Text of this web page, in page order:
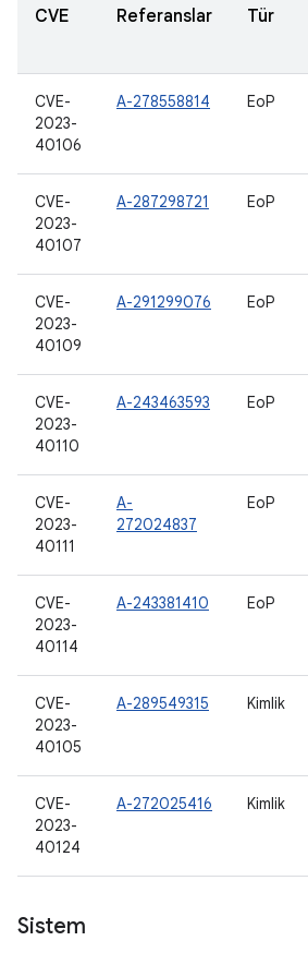
CVE Referanslar Tür
CVE-
2023-
40106
A-278558814 EoP
CVE-
2023-
40107
A-287298721 EoP
CVE-
2023-
40109
A-291299076 EoP
CVE-
2023-
40110
A-243463593 EoP
CVE-
2023-
40111
A-
272024837
EoP
CVE-
2023-
40114
A-243381410 EoP
CVE-
2023-
40105
A-289549315 Kimlik
CVE-
2023-
40124
A-272025416 Kimlik
Sistem